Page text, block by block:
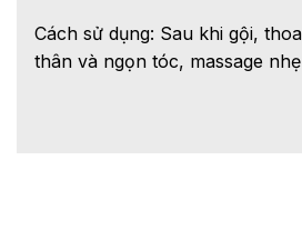
Cách sử dụng: Sau khi gội,
thân và ngọn tóc, massage